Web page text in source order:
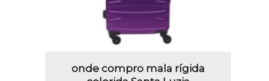
onde compro mala rígida